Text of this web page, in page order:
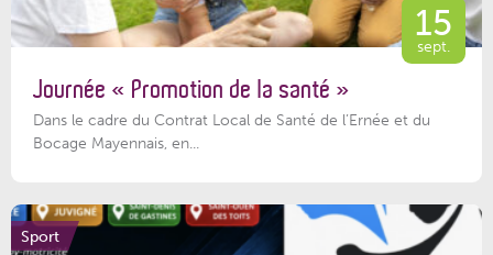
15
sept.
Journée « Promotion de la santé »
Dans le cadre du Contrat Local de Santé de l’Ernée et du
Bocage Mayennais, en...
Sport